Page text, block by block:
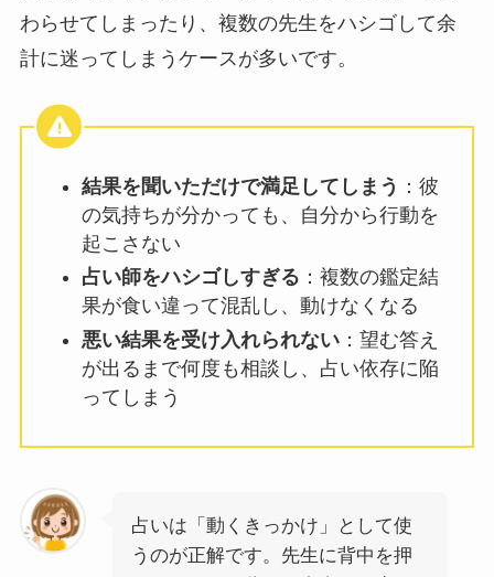
わらせてしまったり、複数の先生をハシゴして余
計に迷ってしまうケースが多いです。
結果を聞いただけで満足してしまう ：彼
の気持ちが分かっても、自分から行動を
起こさない
占い師をハシゴしすぎる ：複数の鑑定結
果が食い違って混乱し、動けなくなる
悪い結果を受け入れられない：望む答え
が出るまで何度も相談し、占い依存に陥
ってしまう
占いは「動くきっかけ」として使
うのが正解です。先生に背中を押